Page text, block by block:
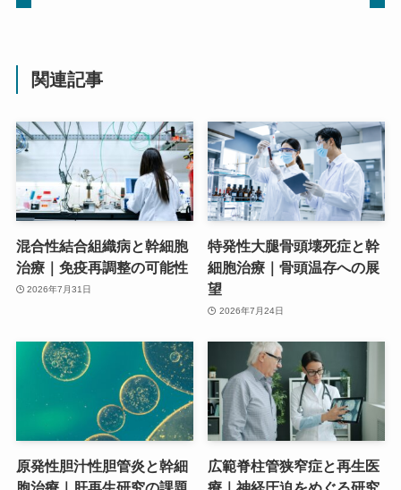
関連記事
混合性結合組織病と幹細胞
治療｜免疫再調整の可能性
2026年7月31日
特発性大腿骨頭壊死症と幹
細胞治療｜骨頭温存への展
望
2026年7月24日
原発性胆汁性胆管炎と幹細
広範脊柱管狭窄症と再生医